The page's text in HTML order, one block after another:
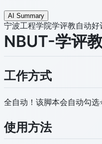
AI Summary
宁波工程学院学评教自动好
NBUT-学评
工作方式
全自动！该脚本会自动勾选
使用方法